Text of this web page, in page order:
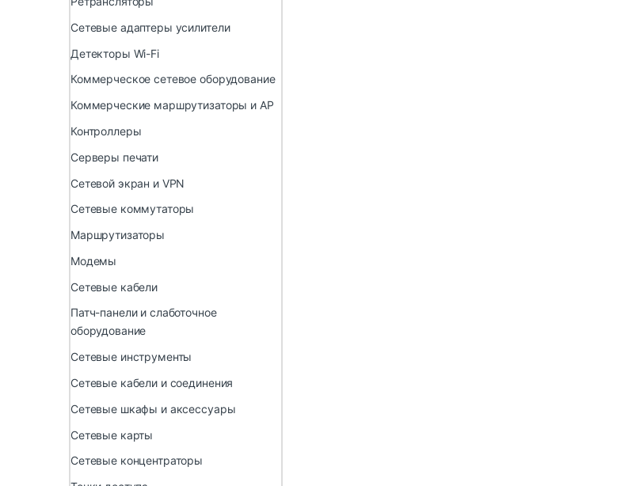
Сетевые адаптеры усилители
Детекторы Wi-Fi
Коммерческое сетевое оборудование
Коммерческие маршрутизаторы и AP
Контроллеры
Серверы печати
Сетевой экран и VPN
Сетевые коммутаторы
Маршрутизаторы
Модемы
Сетевые кабели
Патч-панели и слаботочное
оборудование
Сетевые инструменты
Сетевые кабели и соединения
Сетевые шкафы и аксессуары
Сетевые карты
Сетевые концентраторы